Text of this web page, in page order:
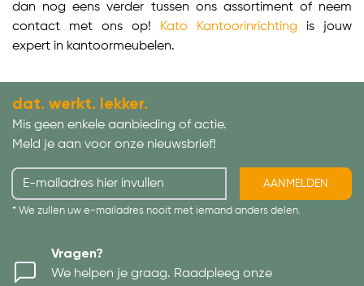
dan nog eens verder tussen ons assortiment of neem
contact met ons op! Kato Kantoorinrichting is jouw
expert in kantoormeubelen.
dat. werkt. lekker.
Mis geen enkele aanbieding of actie.
Meld je aan voor onze nieuwsbrief!
AANMELDEN
* We zullen uw e-mailadres nooit met iemand anders delen.
Vragen?
We helpen je graag. Raadpleeg onze